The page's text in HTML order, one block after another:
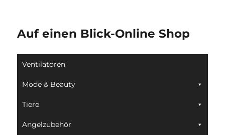
Auf einen Blick-Online Shop
Ventilatoren
Mode & Beauty
Tiere
Angelzubehör